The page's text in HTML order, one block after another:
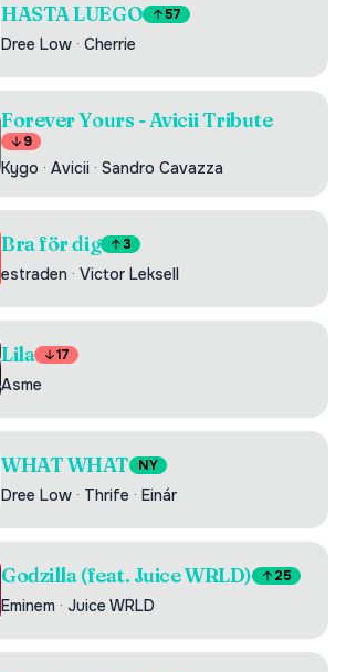
HASTA LUEGO 57
Dree Low · Cherrie
Forever Yours - Avicii Tribute
9
Kygo · Avicii · Sandro Cavazza
Bra för dig 3
estraden · Victor Leksell
Lila 17
Asme
WHAT WHAT NY
Dree Low · Thrife · Einár
Godzilla (feat. Juice WRLD) 25
Eminem · Juice WRLD